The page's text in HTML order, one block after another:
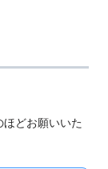
どお願いいた